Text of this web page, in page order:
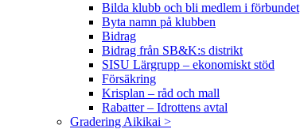
Bilda klubb och bli medlem i förbundet
Byta namn på klubben
Bidrag
Bidrag från SB&K:s distrikt
SISU Lärgrupp – ekonomiskt stöd
Försäkring
Krisplan – råd och mall
Rabatter – Idrottens avtal
Gradering Aikikai >